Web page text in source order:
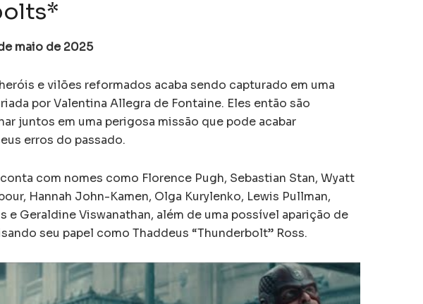
maio de 2025
e vilões reformados acaba sendo capturado em uma
por Valentina Allegra de Fontaine. Eles então são
juntos em uma perigosa missão que pode acabar
erros do passado.
com nomes como Florence Pugh, Sebastian Stan, Wyatt
Hannah John-Kamen, Olga Kurylenko, Lewis Pullman,
e Geraldine Viswanathan, além de uma possível aparição de
seu papel como Thaddeus “Thunderbolt” Ross.